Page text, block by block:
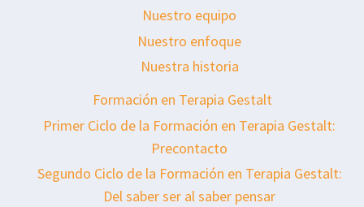
Nuestro equipo
Nuestro enfoque
Nuestra historia
Formación en Terapia Gestalt
Primer Ciclo de la Formación en Terapia Gestalt:
Precontacto
Segundo Ciclo de la Formación en Terapia Gestalt:
Del saber ser al saber pensar